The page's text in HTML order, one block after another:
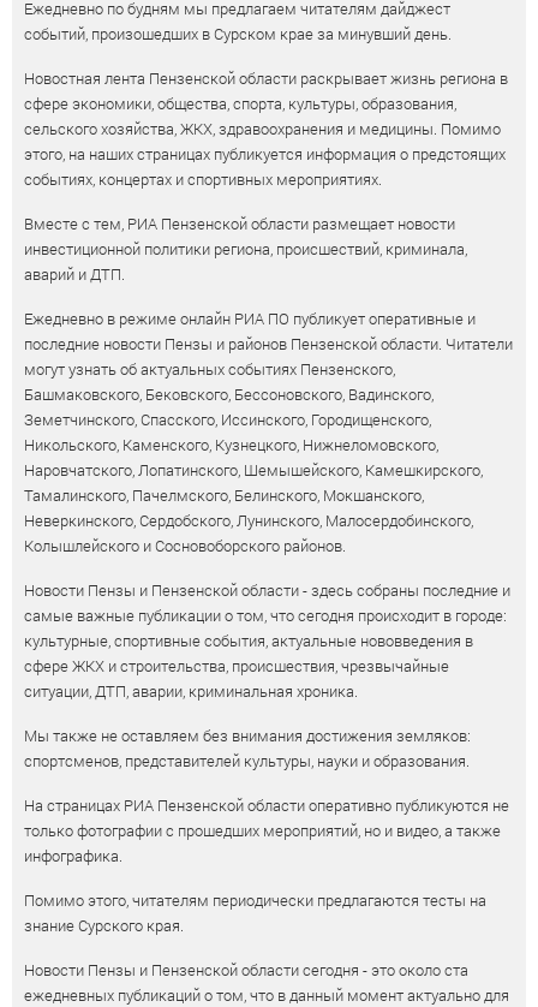
Ежедневно по будням мы предлагаем читателям дайджест
событий, произошедших в Сурском крае за минувший день.
Новостная лента Пензенской области раскрывает жизнь региона в
сфере экономики, общества, спорта, культуры, образования,
сельского хозяйства, ЖКХ, здравоохранения и медицины. Помимо
этого, на наших страницах публикуется информация о предстоящих
событиях, концертах и спортивных мероприятиях.
Вместе с тем, РИА Пензенской области размещает новости
инвестиционной политики региона, происшествий, криминала,
аварий и ДТП.
Ежедневно в режиме онлайн РИА ПО публикует оперативные и
последние новости Пензы и районов Пензенской области. Читатели
могут узнать об актуальных событиях Пензенского,
Башмаковского, Бековского, Бессоновского, Вадинского,
Земетчинского, Спасского, Иссинского, Городищенского,
Никольского, Каменского, Кузнецкого, Нижнеломовского,
Наровчатского, Лопатинского, Шемышейского, Камешкирского,
Тамалинского, Пачелмского, Белинского, Мокшанского,
Неверкинского, Сердобского, Лунинского, Малосердобинского,
Колышлейского и Сосновоборского районов.
Новости Пензы и Пензенской области - здесь собраны последние и
самые важные публикации о том, что сегодня происходит в городе:
культурные, спортивные события, актуальные нововведения в
сфере ЖКХ и строительства, происшествия, чрезвычайные
ситуации, ДТП, аварии, криминальная хроника.
Мы также не оставляем без внимания достижения земляков:
спортсменов, представителей культуры, науки и образования.
На страницах РИА Пензенской области оперативно публикуются не
только фотографии с прошедших мероприятий, но и видео, а также
инфографика.
Помимо этого, читателям периодически предлагаются тесты на
знание Сурского края.
Новости Пензы и Пензенской области сегодня - это около ста
ежедневных публикаций о том, что в данный момент актуально для